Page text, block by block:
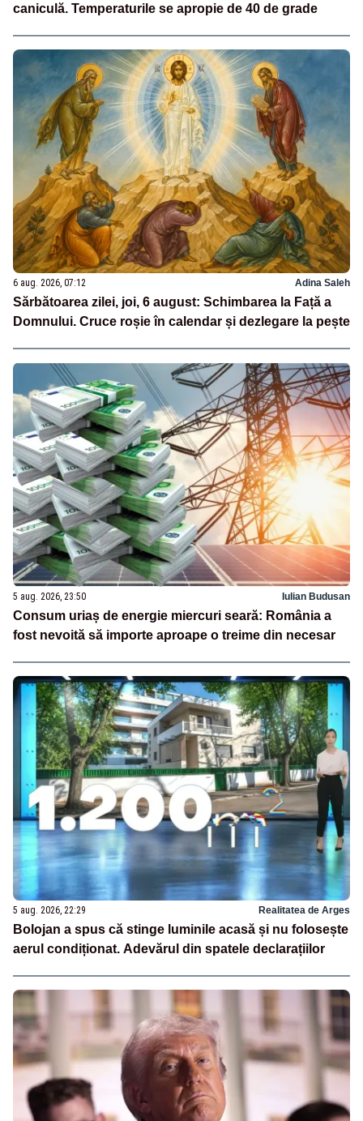
caniculă. Temperaturile se apropie de 40 de grade
6 aug. 2026, 07:12 Adina Saleh
Sărbătoarea zilei, joi, 6 august: Schimbarea la Față a
Domnului. Cruce roșie în calendar și dezlegare la pește
5 aug. 2026, 23:50 Iulian Budusan
Consum uriaș de energie miercuri seară: România a
fost nevoită să importe aproape o treime din necesar
5 aug. 2026, 22:29 Realitatea de Arges
Bolojan a spus că stinge luminile acasă și nu folosește
aerul condiționat. Adevărul din spatele declarațiilor